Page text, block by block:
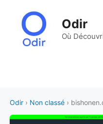
contenu
Odir
Où
Odir › Non classé ›